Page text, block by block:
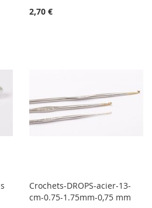
2,70 €
Crochets-DROPS-acier-13-
cm-0.75-1.75mm-0,75 mm